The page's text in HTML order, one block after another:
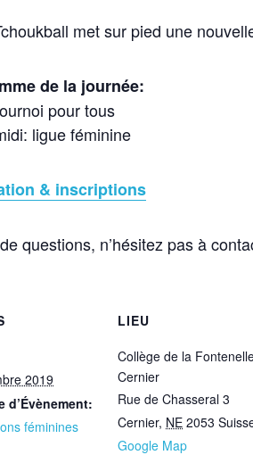
met sur pied une
de la journée:
pour tous
ligue féminine
& inscriptions
questions, n’hésitez pas à
2019
d’Évènement:
féminines
LIEU
Collège de la
Cernier
Rue de Chasseral 3
Cernier, NE 2053
Google Map